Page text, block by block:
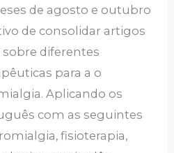
de agosto e outubro
de consolidar artigos
diferentes
para a o
Aplicando os
com as seguintes
fisioterapia,